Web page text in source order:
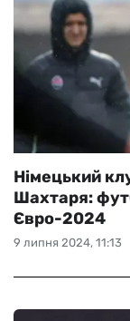
9 липня 2024, 11:13
Німецький
Шахтаря:
Євро-2024